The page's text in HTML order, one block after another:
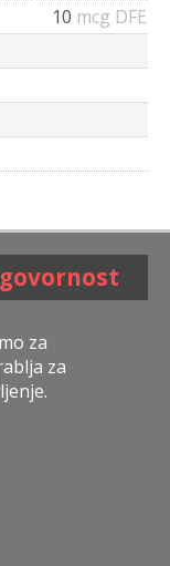
10 mcg DFE
za
za